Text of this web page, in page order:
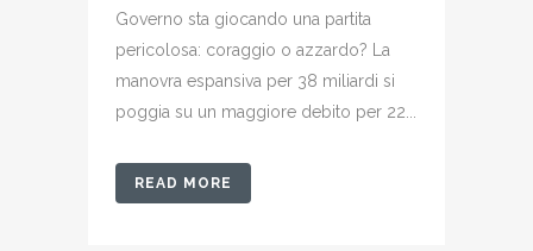
Governo sta giocando una partita
pericolosa: coraggio o azzardo? La
manovra espansiva per 38 miliardi si
poggia su un maggiore debito per 22...
READ MORE